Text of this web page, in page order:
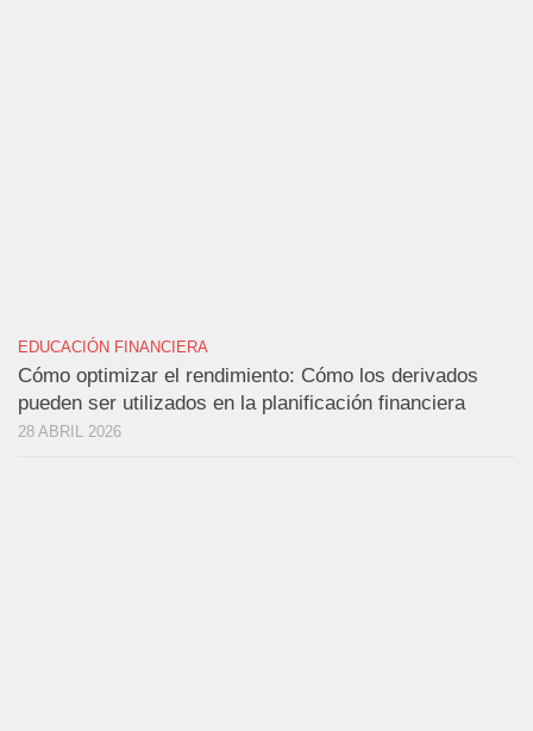
EDUCACIÓN FINANCIERA
Cómo optimizar el rendimiento: Cómo los derivados
pueden ser utilizados en la planificación financiera
28 ABRIL 2026